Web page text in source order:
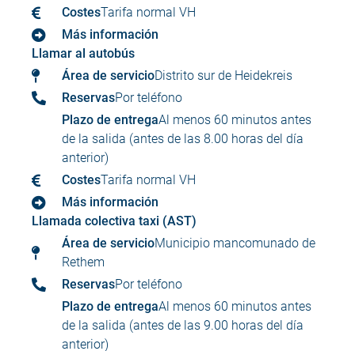
CostesTarifa normal VH
Más información
Llamar al autobús
Área de servicioDistrito sur de Heidekreis
ReservasPor teléfono
Plazo de entregaAl menos 60 minutos antes
de la salida (antes de las 8.00 horas del día
anterior)
CostesTarifa normal VH
Más información
Llamada colectiva taxi (AST)
Área de servicioMunicipio mancomunado de
Rethem
ReservasPor teléfono
Plazo de entregaAl menos 60 minutos antes
de la salida (antes de las 9.00 horas del día
anterior)